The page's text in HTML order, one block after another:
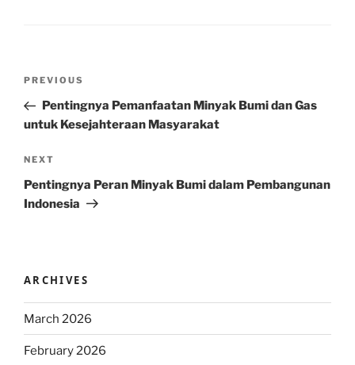
Previous
Post
PREVIOUS
Pentingnya Pemanfaatan Minyak Bumi dan Gas
untuk Kesejahteraan Masyarakat
Next
Post
NEXT
Pentingnya Peran Minyak Bumi dalam Pembangunan
Indonesia
ARCHIVES
March 2026
February 2026